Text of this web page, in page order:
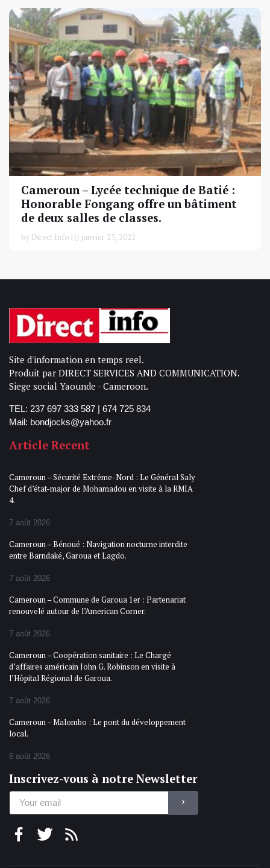
Cameroun – Lycée technique de Batié :
Honorable Fongang offre un bâtiment
de deux salles de classes.
by Direct Info | janvier 23, 2022
Site d'information en temps reel.
Produit par DIRECT SERVICES AND COMMUNICATION.
Siege social Yaounde - Cameroon.
TEL: 237 697 333 587 | 674 725 834
Mail: bondjocks@yahoo.fr
Article Recent
Cameroun – Sécurité Extrême-Nord : Le Général Saly
Chef d’état-major de Mohamadou en visite à la RMIA
4.
7 août 2026
Cameroun – Bénoué : Navigation nocturne interdite
entre Barndaké, Garoua et Lagdo.
7 août 2026
Cameroun – Commune de Garoua 1er : Partenariat
renouvelé autour de l’American Corner.
7 août 2026
Cameroun – Coopération sanitaire : Le Chargé
d’affaires américain John G. Robinson en visite à
l’Hôpital Régional de Garoua.
7 août 2026
Cameroun – Malombo : Le pont du développement
local.
6 août 2026
Inscrivez-vous à notre Newsletter